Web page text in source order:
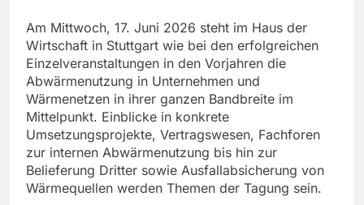
Am Mittwoch, 17. Juni 2026 steht im Haus der
Wirtschaft in Stuttgart wie bei den erfolgreichen
Einzelveranstaltungen in den Vorjahren die
Abwärmenutzung in Unternehmen und
Wärmenetzen in ihrer ganzen Bandbreite im
Mittelpunkt. Einblicke in konkrete
Umsetzungsprojekte, Vertragswesen, Fachforen
zur internen Abwärmenutzung bis hin zur
Belieferung Dritter sowie Ausfallabsicherung von
Wärmequellen werden Themen der Tagung sein.